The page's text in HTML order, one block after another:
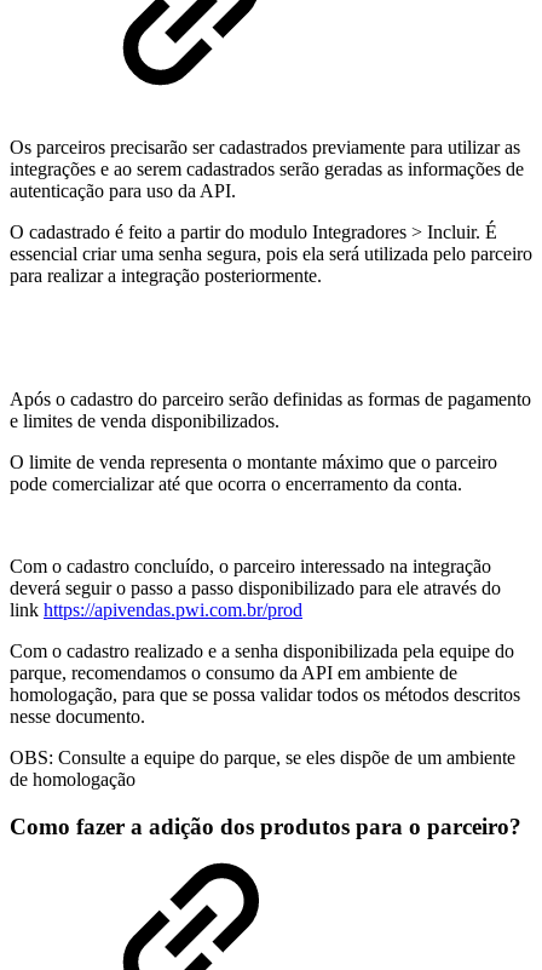
Os parceiros precisarão ser cadastrados previamente para utilizar as
integrações e ao serem cadastrados serão geradas as informações de
autenticação para uso da API.
O cadastrado é feito a partir do modulo Integradores > Incluir. É
essencial criar uma senha segura, pois ela será utilizada pelo parceiro
para realizar a integração posteriormente.
Após o cadastro do parceiro serão definidas as formas de pagamento
e limites de venda disponibilizados.
O limite de venda representa o montante máximo que o parceiro
pode comercializar até que ocorra o encerramento da conta.
Com o cadastro concluído, o parceiro interessado na integração
deverá seguir o passo a passo disponibilizado para ele através do
link https://apivendas.pwi.com.br/prod
Com o cadastro realizado e a senha disponibilizada pela equipe do
parque, recomendamos o consumo da API em ambiente de
homologação, para que se possa validar todos os métodos descritos
nesse documento.
OBS: Consulte a equipe do parque, se eles dispõe de um ambiente
de homologação
Como fazer a adição dos produtos para o parceiro?